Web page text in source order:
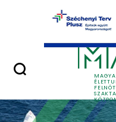
Ugrás a fő tartalomhoz